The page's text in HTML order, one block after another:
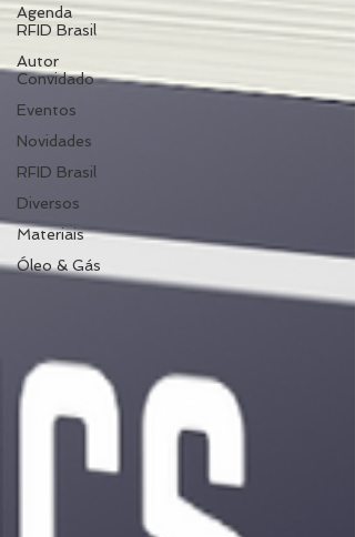
Agenda
RFID Brasil
Autor
Convidado
Eventos
Novidades
RFID Brasil
Diversos
Materiais
Óleo & Gás